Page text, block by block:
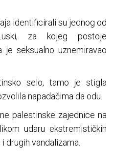
identificirali su jednog od
za kojeg postoje
je seksualno uznemiravao
selo, tamo je stigla
napadačima da odu.
palestinske zajednice na
udaru ekstremističkih
drugih vandalizama.